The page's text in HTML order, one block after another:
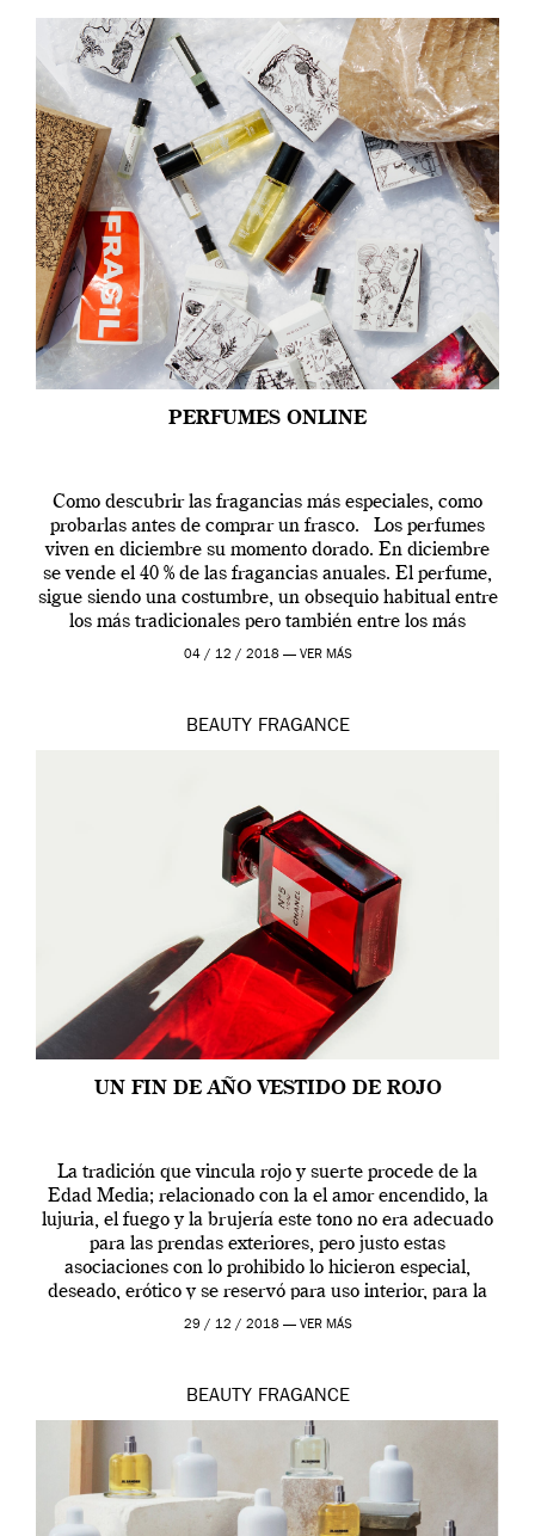
PERFUMES ONLINE
Como descubrir las fragancias más especiales, como
probarlas antes de comprar un frasco. Los perfumes
viven en diciembre su momento dorado. En diciembre
se vende el 40 % de las fragancias anuales. El perfume,
sigue siendo una costumbre, un obsequio habitual entre
los más tradicionales pero también entre los más
modernos. Estos días ha […]
04 / 12 / 2018 — VER MÁS
BEAUTY FRAGANCE
UN FIN DE AÑO VESTIDO DE ROJO
La tradición que vincula rojo y suerte procede de la
Edad Media; relacionado con la el amor encendido, la
lujuria, el fuego y la brujería este tono no era adecuado
para las prendas exteriores, pero justo estas
asociaciones con lo prohibido lo hicieron especial,
deseado, erótico y se reservó para uso interior, para la
ropa […]
29 / 12 / 2018 — VER MÁS
BEAUTY FRAGANCE